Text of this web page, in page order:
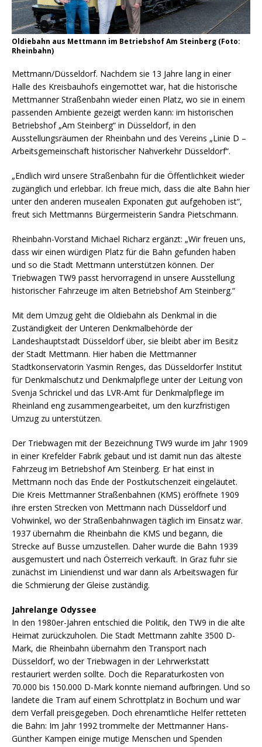
Oldiebahn aus Mettmann im Betriebshof Am Steinberg (Foto:
Rheinbahn)
Mettmann/Düsseldorf. Nachdem sie 13 Jahre lang in einer
Halle des Kreisbauhofs eingemottet war, hat die historische
Mettmanner Straßenbahn wieder einen Platz, wo sie in einem
passenden Ambiente gezeigt werden kann: im historischen
Betriebshof „Am Steinberg“ in Düsseldorf, in den
Ausstellungsräumen der Rheinbahn und des Vereins „Linie D –
Arbeitsgemeinschaft historischer Nahverkehr Düsseldorf“.
„Endlich wird unsere Straßenbahn für die Öffentlichkeit wieder
zugänglich und erlebbar. Ich freue mich, dass die alte Bahn hier
unter den anderen musealen Exponaten gut aufgehoben ist“,
freut sich Mettmanns Bürgermeisterin Sandra Pietschmann.
Rheinbahn-Vorstand Michael Richarz ergänzt: „Wir freuen uns,
dass wir einen würdigen Platz für die Bahn gefunden haben
und so die Stadt Mettmann unterstützen können. Der
Triebwagen TW9 passt hervorragend in unsere Ausstellung
historischer Fahrzeuge im alten Betriebshof Am Steinberg.“
Mit dem Umzug geht die Oldiebahn als Denkmal in die
Zuständigkeit der Unteren Denkmalbehörde der
Landeshauptstadt Düsseldorf über, sie bleibt aber im Besitz
der Stadt Mettmann. Hier haben die Mettmanner
Stadtkonservatorin Yasmin Renges, das Düsseldorfer Institut
für Denkmalschutz und Denkmalpflege unter der Leitung von
Svenja Schrickel und das LVR-Amt für Denkmalpflege im
Rheinland eng zusammengearbeitet, um den kurzfristigen
Umzug zu unterstützen.
Der Triebwagen mit der Bezeichnung TW9 wurde im Jahr 1909
in einer Krefelder Fabrik gebaut und ist damit nun das älteste
Fahrzeug im Betriebshof Am Steinberg. Er hat einst in
Mettmann noch das Ende der Postkutschenzeit eingeläutet.
Die Kreis Mettmanner Straßenbahnen (KMS) eröffnete 1909
ihre ersten Strecken von Mettmann nach Düsseldorf und
Vohwinkel, wo der Straßenbahnwagen täglich im Einsatz war.
1937 übernahm die Rheinbahn die KMS und begann, die
Strecke auf Busse umzustellen. Daher wurde die Bahn 1939
ausgemustert und nach Österreich verkauft. In Graz fuhr sie
zunächst im Liniendienst und war dann als Arbeitswagen für
die Schmierung der Gleise zuständig.
Jahrelange Odyssee
In den 1980er-Jahren entschied die Politik, den TW9 in die alte
Heimat zurückzuholen. Die Stadt Mettmann zahlte 3500 D-
Mark, die Rheinbahn übernahm den Transport nach
Düsseldorf, wo der Triebwagen in der Lehrwerkstatt
restauriert werden sollte. Doch die Reparaturkosten von
70.000 bis 150.000 D-Mark konnte niemand aufbringen. Und so
landete die Tram auf einem Schrottplatz in Bochum und war
dem Verfall preisgegeben. Doch ehrenamtliche Helfer retteten
die Bahn: Im Jahr 1992 trommelte der Mettmanner Hans-
Günther Kampen einige mutige Menschen und Spenden